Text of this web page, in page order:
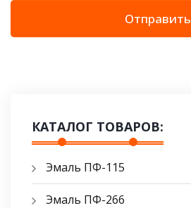
Отправить
КАТАЛОГ ТОВАРОВ:
Эмаль ПФ-115
Эмаль ПФ-266